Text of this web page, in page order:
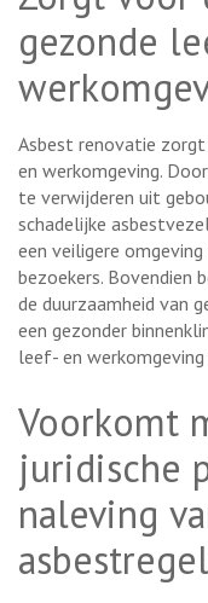
gezonde
Asbest renovatie
en werkomgeving.
te verwijderen uit
schadelijke
een veiligere
bezoekers. Bovendien
de duurzaamheid van
een gezonder
leef- en
Voorkomt
juridische
naleving